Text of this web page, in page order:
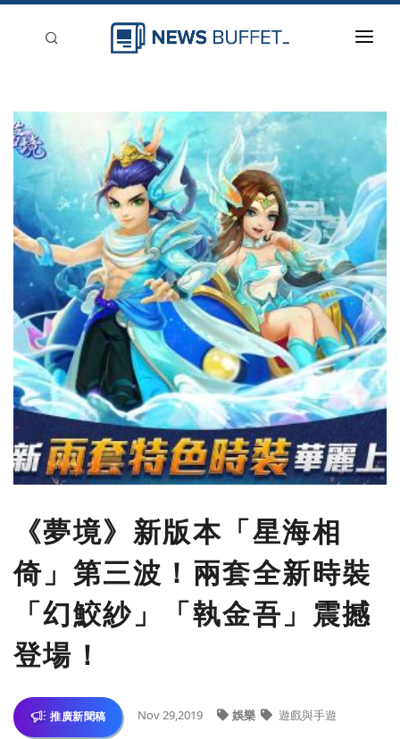
登入
刊登
《夢境》新版本「星海相
倚」第三波！兩套全新時裝
「幻鮫紗」「執金吾」震撼
登場！
推廣新聞稿 Nov 29,2019 娛樂 遊戲與手遊